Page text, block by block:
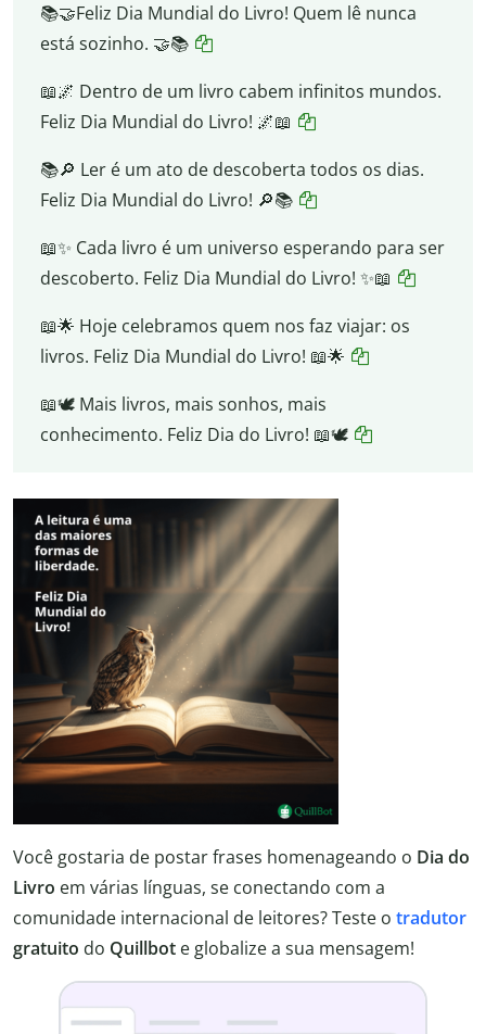
📚🤝Feliz Dia Mundial do Livro! Quem lê nunca
está sozinho. 🤝📚
📖🌌 Dentro de um livro cabem infinitos mundos.
Feliz Dia Mundial do Livro! 🌌📖
📚🔎 Ler é um ato de descoberta todos os dias.
Feliz Dia Mundial do Livro! 🔎📚
📖✨ Cada livro é um universo esperando para ser
descoberto. Feliz Dia Mundial do Livro! ✨📖
📖🌟 Hoje celebramos quem nos faz viajar: os
livros. Feliz Dia Mundial do Livro! 📖🌟
📖🕊️ Mais livros, mais sonhos, mais
conhecimento. Feliz Dia do Livro! 📖🕊️
Você gostaria de postar frases homenageando o Dia do
Livro em várias línguas, se conectando com a
comunidade internacional de leitores? Teste o tradutor
gratuito do Quillbot e globalize a sua mensagem!